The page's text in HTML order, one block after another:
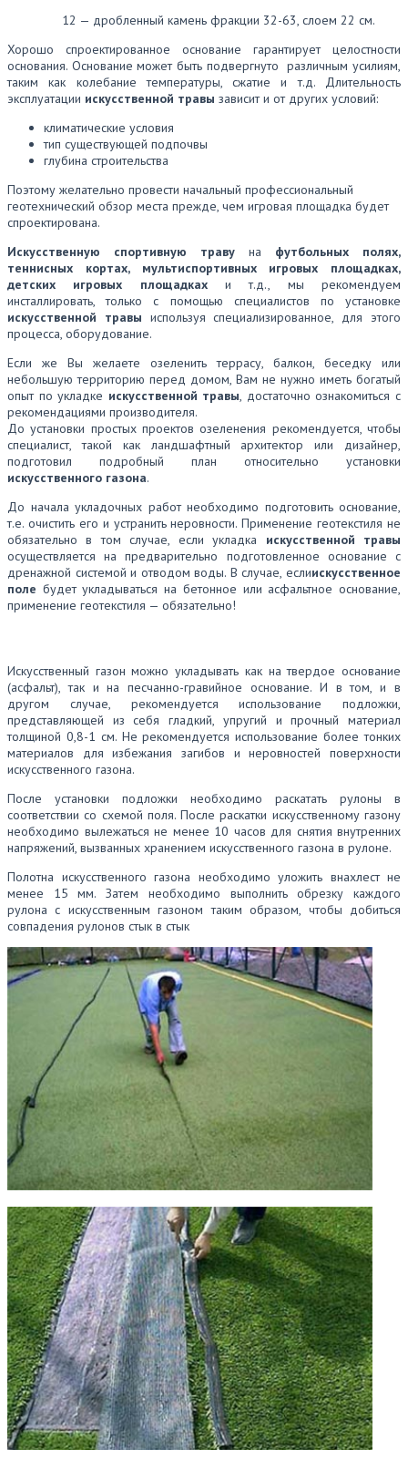
12 — дробленный камень фракции 32-63, слоем 22 см.
Хорошо спроектированное основание гарантирует целостности
основания. Основание может быть подвергнуто различным усилиям,
таким как колебание температуры, сжатие и т.д. Длительность
эксплуатации искусственной травы зависит и от других условий:
климатические условия
тип существующей подпочвы
глубина строительства
Поэтому желательно провести начальный профессиональный
геотехнический обзор места прежде, чем игровая площадка будет
спроектирована.
Искусственную спортивную траву на футбольных полях,
теннисных кортах, мультиспортивных игровых площадках,
детских игровых площадкахи т.д., мы рекомендуем
инсталлировать, только с помощью специалистов по установке
искусственной травы используя специализированное, для этого
процесса, оборудование.
Если же Вы желаете озеленить террасу, балкон, беседку или
небольшую территорию перед домом, Вам не нужно иметь богатый
опыт по укладке искусственной травы , достаточно ознакомиться с
рекомендациями производителя.
До установки простых проектов озеленения рекомендуется, чтобы
специалист, такой как ландшафтный архитектор или дизайнер,
подготовил подробный план относительно установки
искусственного газона.
До начала укладочных работ необходимо подготовить основание,
т.е. очистить его и устранить неровности. Применение геотекстиля не
обязательно в том случае, если укладка искусственной травы
осуществляется на предварительно подготовленное основание с
дренажной системой и отводом воды. В случае, еслиискусственное
поле будет укладываться на бетонное или асфальтное основание,
применение геотекстиля — обязательно!
Искусственный газон можно укладывать как на твердое основание
(асфальт), так и на песчанно-гравийное основание. И в том, и в
другом случае, рекомендуется использование подложки,
представляющей из себя гладкий, упругий и прочный материал
толщиной 0,8-1 см. Не рекомендуется использование более тонких
материалов для избежания загибов и неровностей поверхности
искусственного газона.
После установки подложки необходимо раскатать рулоны в
соответствии со схемой поля. После раскатки искусственному газону
необходимо вылежаться не менее 10 часов для снятия внутренних
напряжений, вызванных хранением искусственного газона в рулоне.
Полотна искусственного газона необходимо уложить внахлест не
менее 15 мм. Затем необходимо выполнить обрезку каждого
рулона с искусственным газоном таким образом, чтобы добиться
совпадения рулонов стык в стык